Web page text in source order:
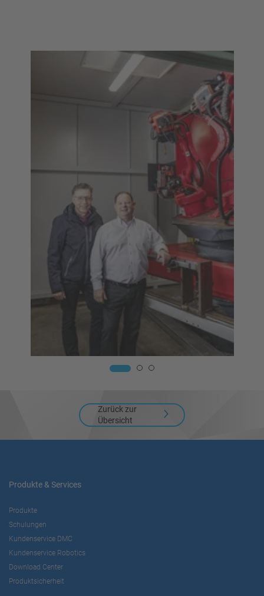
Zurück zur
Übersicht
Produkte & Services
Produkte
Schulungen
Kundenservice DMC
Kundenservice Robotics
Download Center
Produktsicherheit